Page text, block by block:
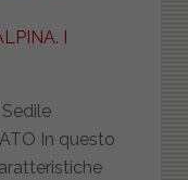
In questo